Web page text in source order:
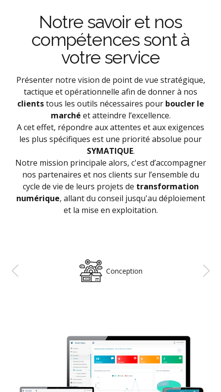
Notre savoir et nos
compétences sont à
votre service
Présenter notre vision de point de vue stratégique,
tactique et opérationnelle afin de donner à nos
clientstous les outils nécessaires pour boucler le
marché et atteindre l’excellence.
A cet effet, répondre aux attentes et aux exigences
les plus spécifiques est une priorité absolue pour
SYMATIQUE.
Notre mission principale alors, c'est d’accompagner
nos partenaires et nos clients sur l’ensemble du
cycle de vie de leurs projets de transformation
numérique, allant du conseil jusqu'au déploiement
et la mise en exploitation.
Planification